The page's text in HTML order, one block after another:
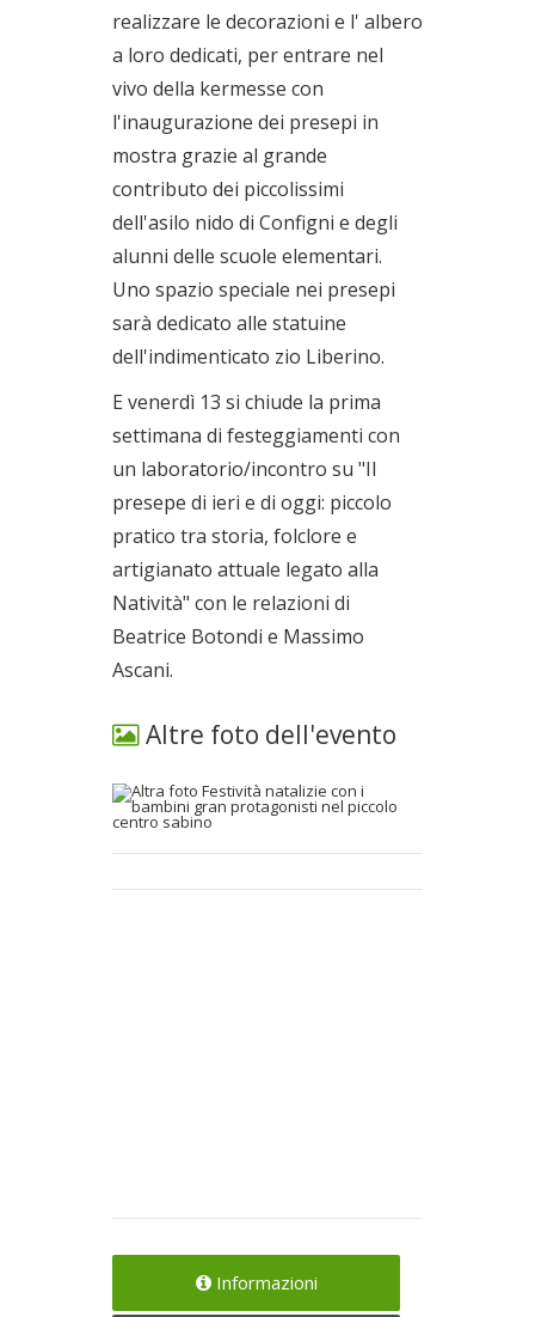
realizzare le decorazioni e l' albero
a loro dedicati, per entrare nel
vivo della kermesse con
l'inaugurazione dei presepi in
mostra grazie al grande
contributo dei piccolissimi
dell'asilo nido di Configni e degli
alunni delle scuole elementari.
Uno spazio speciale nei presepi
sarà dedicato alle statuine
dell'indimenticato zio Liberino.
E venerdì 13 si chiude la prima
settimana di festeggiamenti con
un laboratorio/incontro su "Il
presepe di ieri e di oggi: piccolo
pratico tra storia, folclore e
artigianato attuale legato alla
Natività" con le relazioni di
Beatrice Botondi e Massimo
Ascani.
Altre foto dell'evento
Informazioni